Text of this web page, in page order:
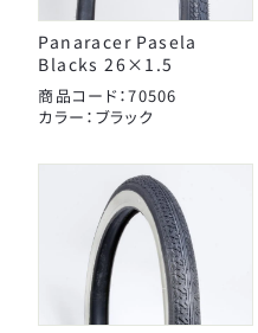
Panaracer Pasela
Blacks 26×1.5
商品コード：70506
カラー：ブラック